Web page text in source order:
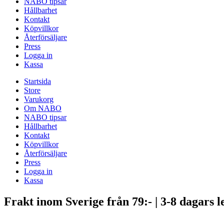
Hållbarhet
Kontakt
Köpvillkor
Återförsäljare
Press
Logga in
Kassa
Startsida
Store
Varukorg
Om NABO
NABO tipsar
Hållbarhet
Kontakt
Köpvillkor
Återförsäljare
Press
Logga in
Kassa
Frakt inom Sverige från 79:- | 3-8 dagars